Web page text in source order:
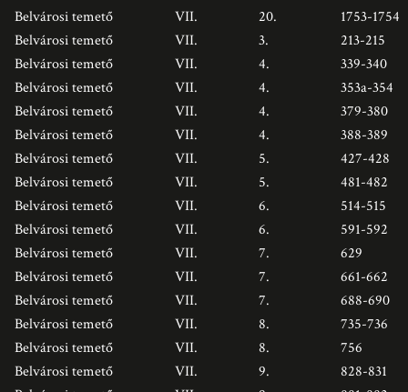
Belvárosi temető
VII. 20.
1753-1754
Belvárosi temető
VII. 3.
213-215
Belvárosi temető
VII. 4.
339-340
Belvárosi temető
VII. 4.
353a-354
Belvárosi temető
VII. 4.
379-380
Belvárosi temető
VII. 4.
388-389
Belvárosi temető
VII. 5.
427-428
Belvárosi temető
VII. 5.
481-482
Belvárosi temető
VII. 6.
514-515
Belvárosi temető
VII. 6.
591-592
Belvárosi temető
VII. 7.
629
Belvárosi temető
VII. 7.
661-662
Belvárosi temető
VII. 7.
688-690
Belvárosi temető
VII. 8.
735-736
Belvárosi temető
VII. 8.
756
Belvárosi temető
VII. 9.
828-831